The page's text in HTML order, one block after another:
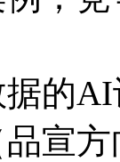
的
宣